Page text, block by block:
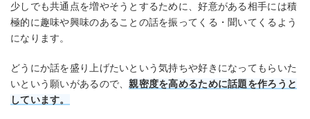
少しでも共通点を増やそうとするために、好意がある相手には積
極的に趣味や興味のあることの話を振ってくる・聞いてくるよう
になります。
どうにか話を盛り上げたいという気持ちや好きになってもらいた
いという願いがあるので、親密度を高めるために話題を作ろうと
しています。